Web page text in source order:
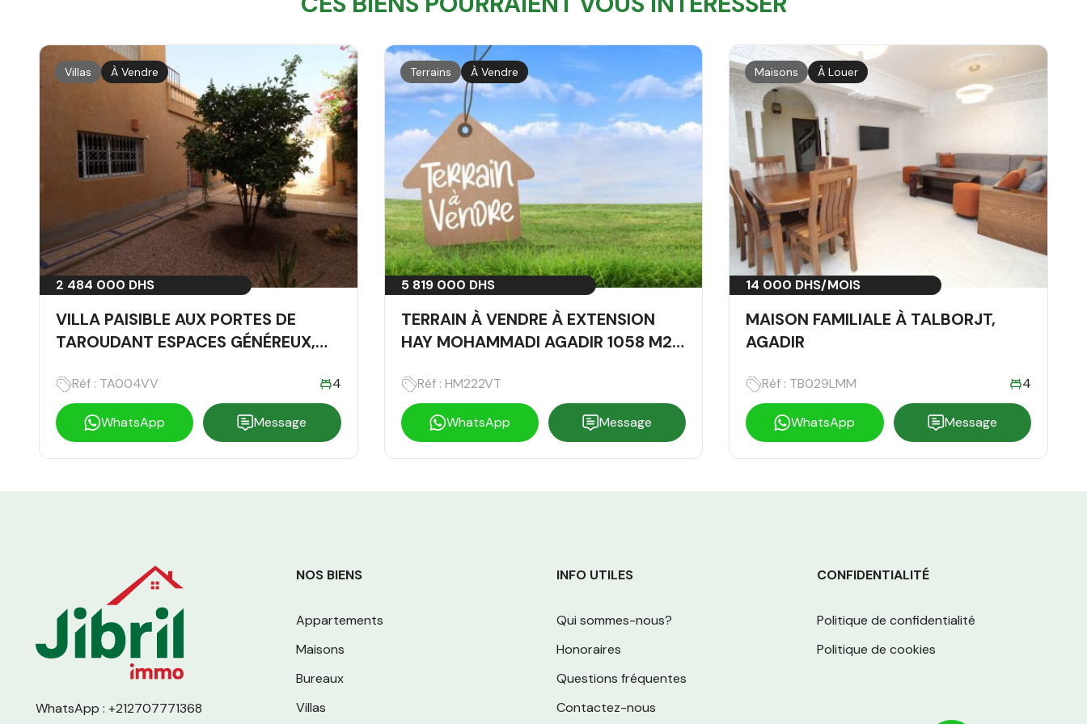
Villas À Vendre
2 484 000 DHS
VILLA PAISIBLE AUX PORTES DE
TAROUDANT ESPACES GÉNÉREUX,
ATLAS !
Réf : TA004VV 4
WhatsApp Message
Terrains À Vendre
5 819 000 DHS
TERRAIN À VENDRE À EXTENSION
HAY MOHAMMADI AGADIR 1058 M2
Réf : HM222VT
WhatsApp Message
Maisons À Louer
14 000 DHS/MOIS
MAISON FAMILIALE À TALBORJT,
AGADIR
Réf : TB029LMM 4
WhatsApp Message
WhatsApp : +212707771368
NOS BIENS
Appartements
Maisons
Bureaux
Villas
INFO UTILES
Qui sommes-nous?
Honoraires
Questions fréquentes
Contactez-nous
CONFIDENTIALITÉ
Politique de confidentialité
Politique de cookies